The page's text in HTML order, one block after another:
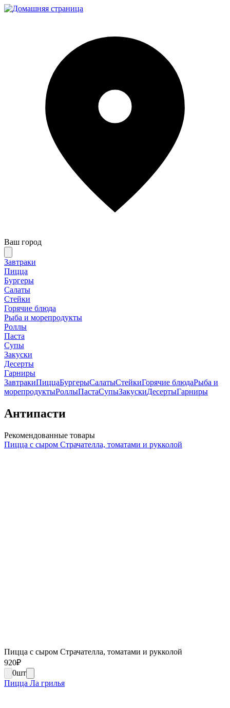
Ваш город
Завтраки
Пицца
Бургеры
Салаты
Стейки
Горячие блюда
Рыба и морепродукты
Роллы
Паста
Супы
Закуски
Десерты
Гарниры
ЗавтракиПиццаБургерыСалатыСтейкиГорячие блюдаРыба и
морепродуктыРоллыПастаСупыЗакускиДесертыГарниры
Антипасти
Рекомендованные товары
Пицца с сыром Страчателла, томатами и рукколой
Пицца с сыром Страчателла, томатами и рукколой
920₽
0шт
Пицца Ла грилья